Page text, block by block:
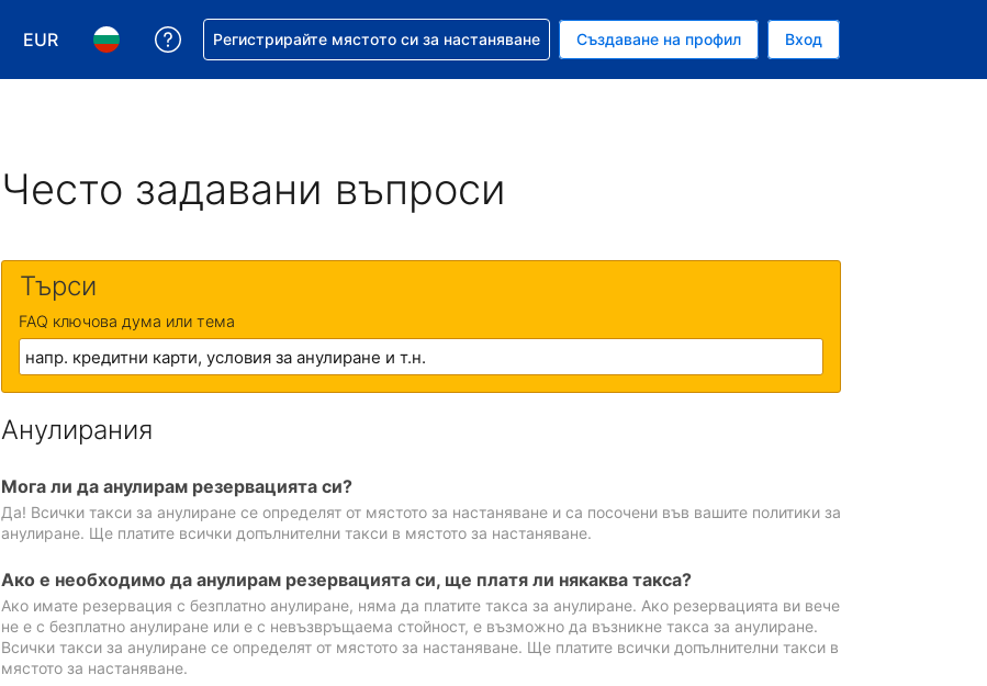
EUR
Избор на валута. Избрана валута - Евро
Избор на език. Избран език - Български
Помощ с резервацията ви
Регистрирайте мястото си за настаняване Създаване на профил Вход
Често задавани въпроси
Търси
FAQ ключова дума или тема
Анулирания
Мога ли да анулирам резервацията си?
Да! Всички такси за анулиране се определят от мястото за настаняване и са посочени във вашите политики за
анулиране. Ще платите всички допълнителни такси в мястото за настаняване.
Ако е необходимо да анулирам резервацията си, ще платя ли някаква такса?
Ако имате резервация с безплатно анулиране, няма да платите такса за анулиране. Ако резервацията ви вече
не е с безплатно анулиране или е с невъзвръщаема стойност, е възможно да възникне такса за анулиране.
Всички такси за анулиране се определят от мястото за настаняване. Ще платите всички допълнителни такси в
мястото за настаняване.